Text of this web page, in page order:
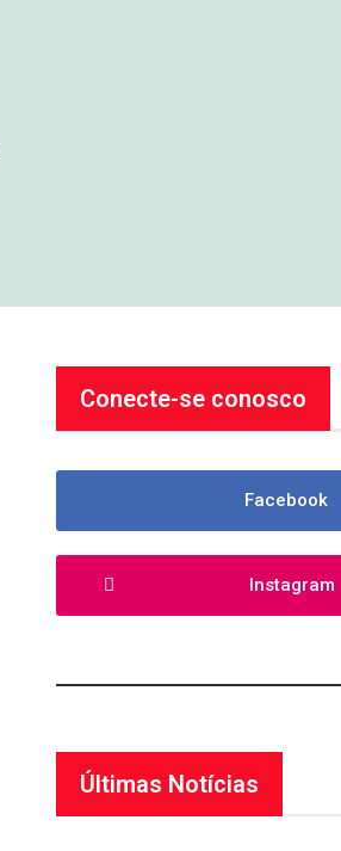
Conecte-se conosco
Facebook
Instagram
Últimas Notícias